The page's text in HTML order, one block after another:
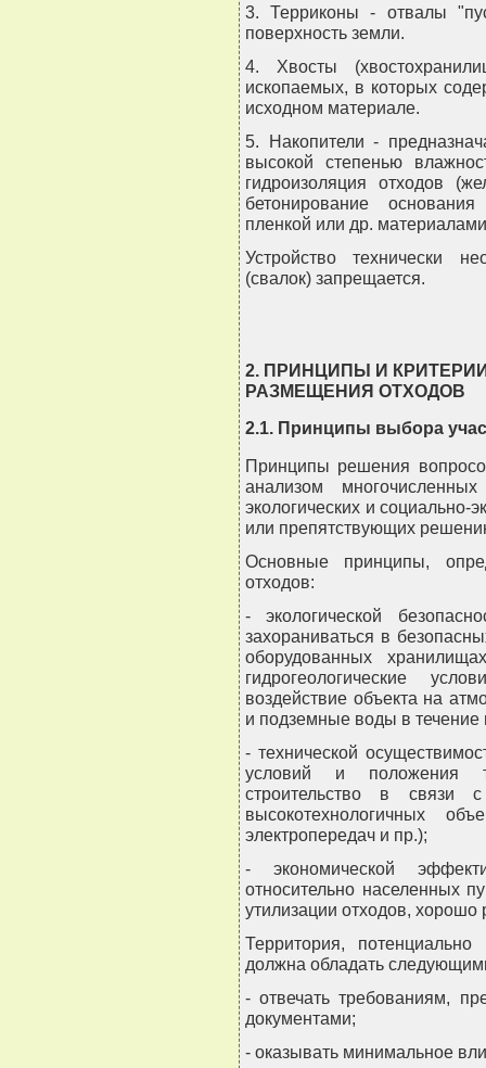
3. Терриконы - отвалы
поверхность земли.
4. Хвосты
ископаемых, в которых
исходном материале.
5. Накопители -
высокой степенью
гидроизоляция отходов
бетонирование
пленкой или др.
Устройство технически
(свалок) запрещается.
2. ПРИНЦИПЫ И
РАЗМЕЩЕНИЯ ОТХОДОВ
2.1. Принципы выбора
Принципы решения
анализом
экологических и социально-
или препятствующих
Основные принципы,
отходов:
- экологической
захораниваться в
оборудованных
гидрогеологические
воздействие объекта на
и подземные воды в течение
- технической
условий и положения
строительство в связи
высокотехнологичных
электропередач и пр.);
- экономической
относительно населенных
утилизации отходов, хорошо
Территория,
должна обладать
- отвечать требованиям,
документами;
- оказывать минимальное